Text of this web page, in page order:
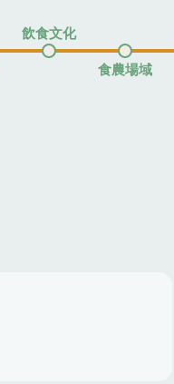
飲食文化
食農場域